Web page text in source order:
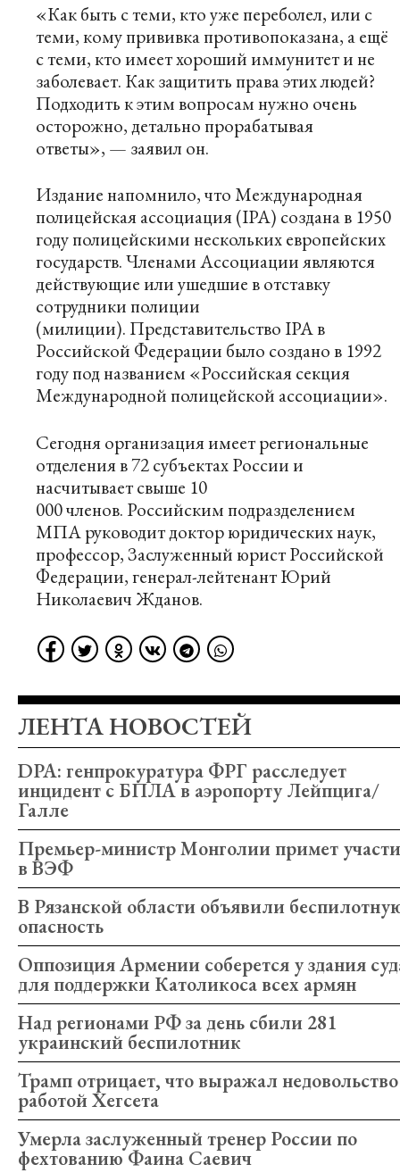
«Как быть с теми, кто уже переболел, или с
теми, кому прививка противопоказана, а ещё
с теми, кто имеет хороший иммунитет и не
заболевает. Как защитить права этих людей?
Подходить к этим вопросам нужно очень
осторожно, детально прорабатывая
ответы», — заявил он.
Издание напомнило, что Международная
полицейская ассоциация (IPA) создана в 1950
году полицейскими нескольких европейских
государств. Членами Ассоциации являются
действующие или ушедшие в отставку
сотрудники полиции
(милиции). Представительство IPA в
Российской Федерации было создано в 1992
году под названием «Российская секция
Международной полицейской ассоциации».
Сегодня организация имеет региональные
отделения в 72 субъектах России и
насчитывает свыше 10
000 членов. Российским подразделением
МПАруководит доктор юридических наук,
профессор, Заслуженный юрист Российской
Федерации, генерал-лейтенант Юрий
Николаевич Жданов.
ЛЕНТА НОВОСТЕЙ
DPA: генпрокуратура ФРГ расследует
инцидент с БПЛА в аэропорту Лейпцига/
Галле
Премьер-министр Монголии примет
в ВЭФ
В Рязанской области объявили
опасность
Оппозиция Армении соберется у здания
для поддержки Католикоса всех армян
Над регионами РФ за день сбили 281
украинский беспилотник
Трамп отрицает, что выражал недовольство
работой Хегсета
Умерла заслуженный тренер России по
фехтованию Фаина Саевич